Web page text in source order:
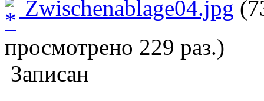
Zwischenablage04.jpg
просмотрено 229 раз.)
Записан